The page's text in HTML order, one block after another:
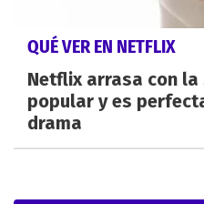
QUÉ VER EN NETFLIX
Netflix arrasa con la
popular y es
drama